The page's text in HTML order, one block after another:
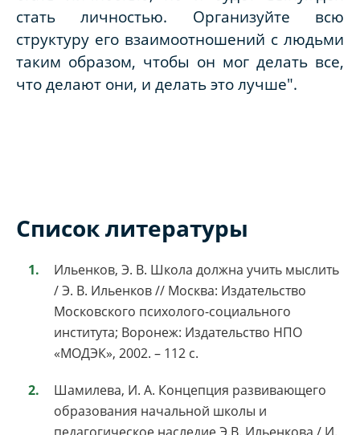
стать личностью. Организуйте всю
структуру его взаимоотношений с людьми
таким образом, чтобы он мог делать все,
что делают они, и делать это лучше".
Список литературы
Ильенков, Э. В. Школа должна учить мыслить
/ Э. В. Ильенков // Москва: Издательство
Московского психолого-социального
института; Воронеж: Издательство НПО
«МОДЭК», 2002. – 112 с.
Шамилева, И. А. Концепция развивающего
образования начальной школы и